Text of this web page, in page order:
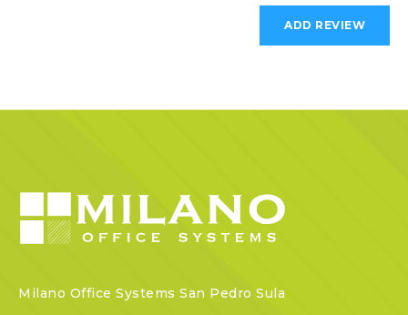
Milano Office Systems San Pedro Sula